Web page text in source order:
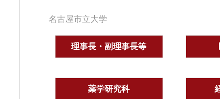
名古屋市立大学
理事長・副理事長等
薬学研究科